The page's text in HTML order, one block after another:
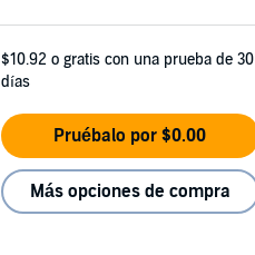
$10.92 o gratis con una prueba de 30
días
Pruébalo por $0.00
Más opciones de compra